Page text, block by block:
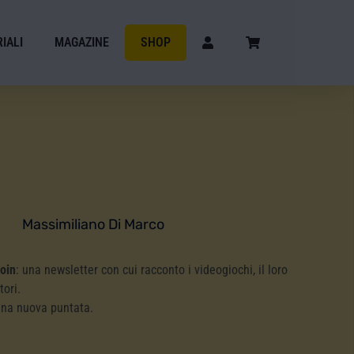
MAGAZINE SHOP
Massimiliano Di Marco
: una newsletter con cui racconto i videogiochi, il loro
nuova puntata.